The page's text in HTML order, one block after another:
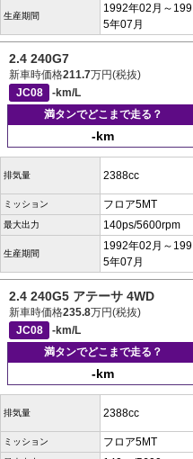
生産期間
1992年02月～199
5年07月
2.4 240G7
新車時価格211.7万円(税抜)
JC08
-km/L
満タンでどこまで走る？
-km
排気量 2388cc
ミッション フロア5MT
最大出力 140ps/5600rpm
生産期間
1992年02月～199
5年07月
2.4 240G5 アテーサ 4WD
新車時価格235.8万円(税抜)
JC08
-km/L
満タンでどこまで走る？
-km
排気量 2388cc
ミッション フロア5MT